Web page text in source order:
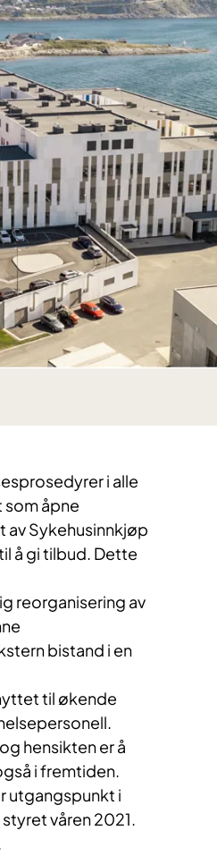
i alle
åpne
av Sykehusinnkjøp
å gi tilbud. Dette
reorganisering av
bistand i en
til økende
hensikten er å
i fremtiden.
utgangspunkt i
våren 2021.